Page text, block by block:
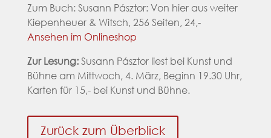
Zum Buch: Susann Pásztor: Von hier aus weiter
Kiepenheuer & Witsch, 256 Seiten, 24,-
Ansehen im Onlineshop
Zur Lesung:Susann Pásztor liest bei Kunst und
Bühne am Mittwoch, 4. März, Beginn 19.30 Uhr,
Karten für 15,- bei Kunst und Bühne.
Zurück zum Überblick